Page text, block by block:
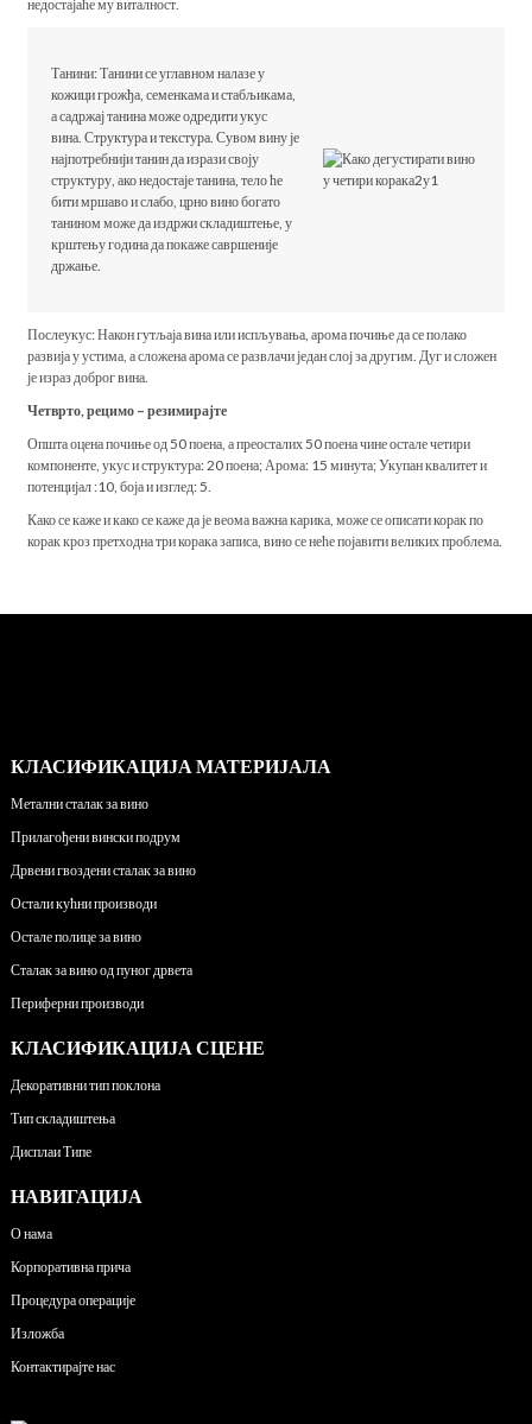
недостајаће му виталност.
Танини: Танини се углавном налазе у
кожици грожђа, семенкама и стабљикама,
а садржај танина може одредити укус
вина. Структура и текстура. Сувом вину је
најпотребнији танин да изрази своју
структуру, ако недостаје танина, тело ће
бити мршаво и слабо, црно вино богато
танином може да издржи складиштење, у
крштењу година да покаже савршеније
држање.
Послеукус: Након гутљаја вина или испљувања, арома почиње да се полако
развија у устима, а сложена арома се развлачи један слој за другим. Дуг и сложен
је израз доброг вина.
Четврто, рецимо – резимирајте
Општа оцена почиње од 50 поена, а преосталих 50 поена чине остале четири
компоненте, укус и структура: 20 поена; Арома: 15 минута; Укупан квалитет и
потенцијал :10, боја и изглед: 5.
Како се каже и како се каже да је веома важна карика, може се описати корак по
корак кроз претходна три корака записа, вино се неће појавити великих проблема.
КЛАСИФИКАЦИЈА МАТЕРИЈАЛА
Метални сталак за вино
Прилагођени вински подрум
Дрвени гвоздени сталак за вино
Остали кућни производи
Остале полице за вино
Сталак за вино од пуног дрвета
Периферни производи
КЛАСИФИКАЦИЈА СЦЕНЕ
Декоративни тип поклона
Тип складиштења
Дисплаи Типе
НАВИГАЦИЈА
О нама
Корпоративна прича
Процедура операције
Изложба
Контактирајте нас